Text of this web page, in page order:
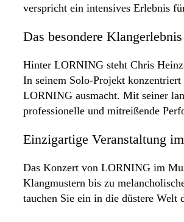
verspricht ein intensives Erlebnis
Das besondere
Hinter LORNING steht Chris
In seinem Solo-Projekt konzentriert
LORNING ausmacht. Mit seiner
professionelle und mitreißende
Einzigartige Veranstaltung
Das Konzert von LORNING im
Klangmustern bis zu
tauchen Sie ein in die düstere